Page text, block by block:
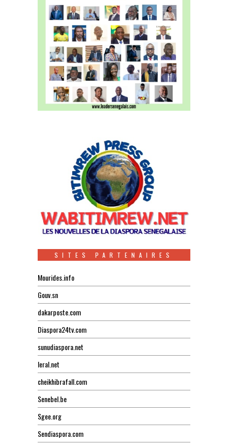
SITES PARTENAIRES
Mourides.info
Gouv.sn
dakarposte.com
Diaspora24tv.com
sunudiaspora.net
leral.net
cheikhibrafall.com
Senebel.be
Sgee.org
Sendiaspora.com